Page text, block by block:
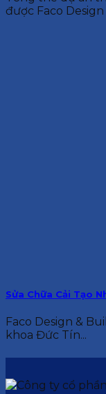
được Faco Design
Sửa Chữa Cải Tạo
Faco Design &
khoa Đức Tín...